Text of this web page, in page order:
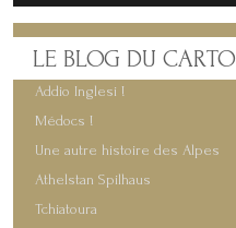
LE BLOG DU CARTO
Addio Inglesi !
Médocs !
Une autre histoire des Alpes
Athelstan Spilhaus
Tchiatoura